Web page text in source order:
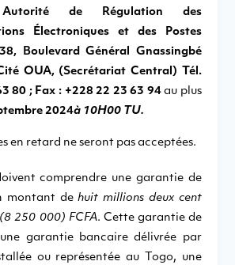
Autorité de Régulation des
Électroniques et des Postes
Boulevard Général Gnassingbé
OUA, (Secrétariat Central) Tél.
80 ; Fax : +228 22 23 63 94au plus
2024à 10H00 TU.
en retard ne seront pas acceptées.
comprendre une garantie de
montant dehuit millions deux cent
250 000) FCFA. Cette garantie de
garantie bancaire délivrée par
ou représentée au Togo, une